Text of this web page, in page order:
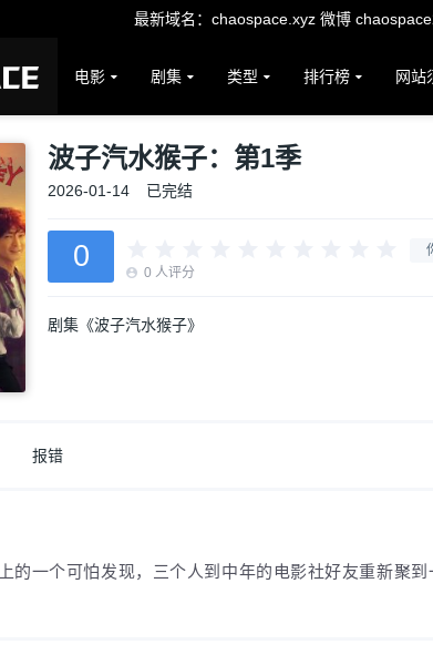
最新域名：chaospace.xyz 微博
电影 剧集 类型 排行榜 网站
波子汽水猴子：第1季
2026-01-14 已完结
0 0 人评分
剧集《波子汽水猴子》
报错
的一个可怕发现，三个人到中年的电影社好友重新聚